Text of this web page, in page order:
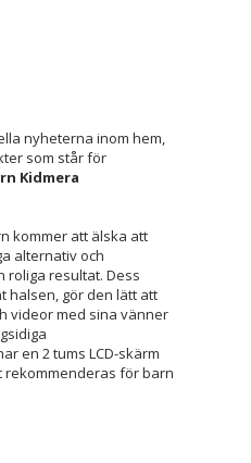
nyheterna inom hem,
som står för
Kidmera
kommer att älska att
alternativ och
roliga resultat. Dess
halsen, gör den lätt att
videor med sina vänner
en 2 tums LCD-skärm
rekommenderas för barn